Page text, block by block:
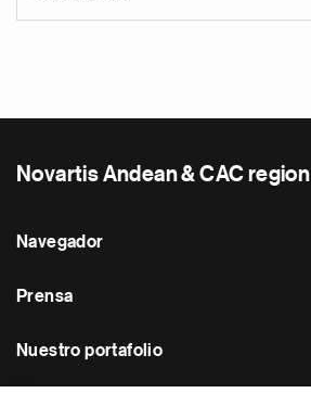
Novartis Andean & CAC region
Navegador
Prensa
Nuestro portafolio